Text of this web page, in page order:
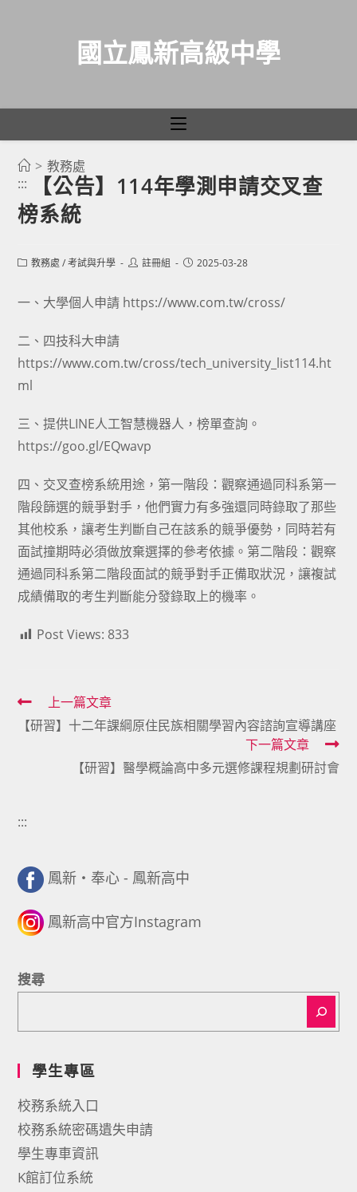
國立鳳新高級中學
> 教務處
:::
【公告】114年學測申請交叉查
榜系統
Post教務處 / 考試與升學
Post註冊組
Post2025-03-28
一、大學個人申請 https://www.com.tw/cross/
二、四技科大申請
https://www.com.tw/cross/tech_university_list114.ht
ml
三、提供LINE人工智慧機器人，榜單查詢。
https://goo.gl/EQwavp
四、交叉查榜系統用途，第一階段：觀察通過同科系第一
階段篩選的競爭對手，他們實力有多強還同時錄取了那些
其他校系，讓考生判斷自己在該系的競爭優勢，同時若有
面試撞期時必須做放棄選擇的參考依據。第二階段：觀察
通過同科系第二階段面試的競爭對手正備取狀況，讓複試
成績備取的考生判斷能分發錄取上的機率。
Post Views: 833
Read
more
上一篇文章
【研習】十二年課綱原住民族相關學習內容諮詢宣導講座
下一篇文章
【研習】醫學概論高中多元選修課程規劃研討會
:::
鳳新・奉心 - 鳳新高中
鳳新高中官方Instagram
搜尋
學生專區
校務系統入口
校務系統密碼遺失申請
學生專車資訊
K館訂位系統